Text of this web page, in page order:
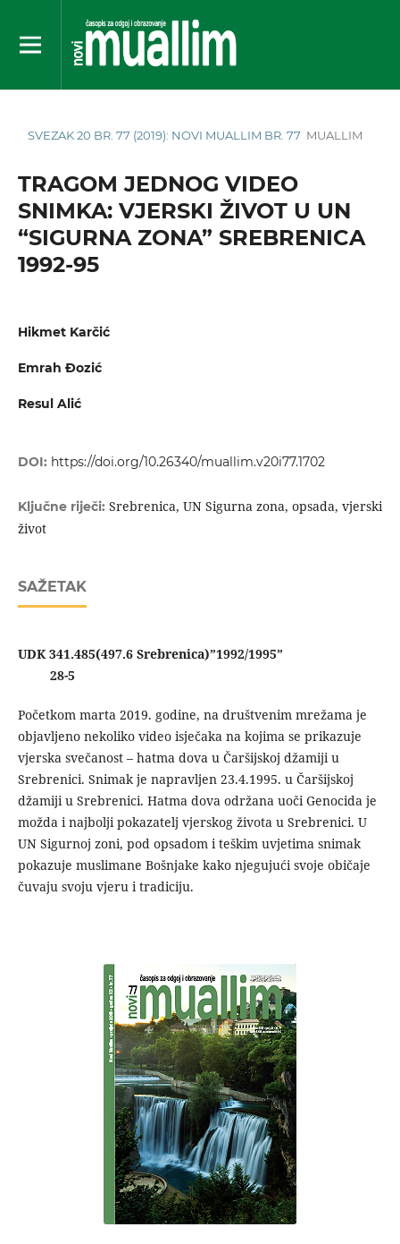
SVEZAK 20 BR. 77 (2019): NOVI MUALLIM BR. 77 MUALLIM
TRAGOM JEDNOG VIDEO
SNIMKA: VJERSKI ŽIVOT U UN
“SIGURNA ZONA” SREBRENICA
1992-95
Hikmet Karčić
Emrah Đozić
Resul Alić
DOI: https://doi.org/10.26340/muallim.v20i77.1702
Ključne riječi: Srebrenica, UN Sigurna zona, opsada, vjerski
život
SAŽETAK
UDK 341.485(497.6 Srebrenica)”1992/1995”
28-5
Početkom marta 2019. godine, na društvenim mrežama je
objavljeno nekoliko video isječaka na kojima se prikazuje
vjerska svečanost – hatma dova u Čaršijskoj džamiji u
Srebrenici. Snimak je napravljen 23.4.1995. u Čaršijskoj
džamiji u Srebrenici. Hatma dova održana uoči Genocida je
možda i najbolji pokazatelj vjerskog života u Srebrenici. U
UN Sigurnoj zoni, pod opsadom i teškim uvjetima snimak
pokazuje muslimane Bošnjake kako njegujući svoje običaje
čuvaju svoju vjeru i tradiciju.